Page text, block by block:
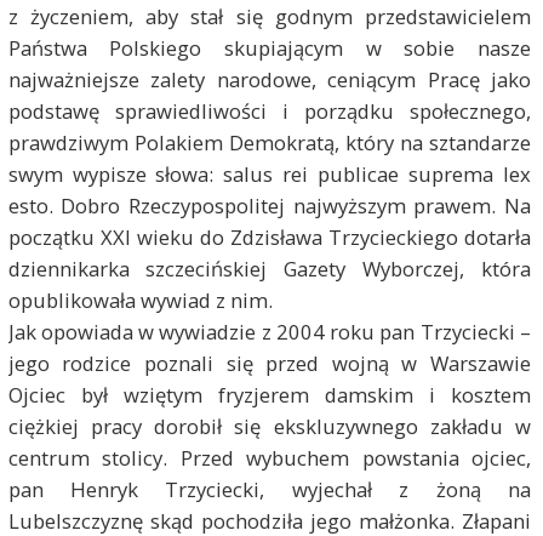
z życzeniem, aby stał się godnym przedstawicielem
Państwa Polskiego skupiającym w sobie nasze
najważniejsze zalety narodowe, ceniącym Pracę jako
podstawę sprawiedliwości i porządku społecznego,
prawdziwym Polakiem Demokratą, który na sztandarze
swym wypisze słowa: salus rei publicae suprema lex
esto. Dobro Rzeczypospolitej najwyższym prawem. Na
początku XXI wieku do Zdzisława Trzycieckiego dotarła
dziennikarka szczecińskiej Gazety Wyborczej, która
opublikowała wywiad z nim.
Jak opowiada w wywiadzie z 2004 roku pan Trzyciecki –
jego rodzice poznali się przed wojną w Warszawie
Ojciec był wziętym fryzjerem damskim i kosztem
ciężkiej pracy dorobił się ekskluzywnego zakładu w
centrum stolicy. Przed wybuchem powstania ojciec,
pan Henryk Trzyciecki, wyjechał z żoną na
Lubelszczyznę skąd pochodziła jego małżonka. Złapani